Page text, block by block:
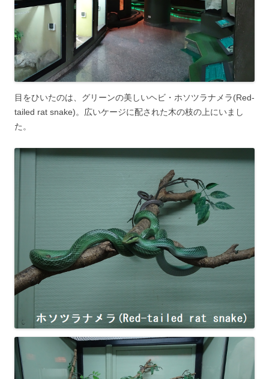
目をひいたのは、グリーンの美しいヘビ・ホソツラナメラ(Red-
tailed rat snake)。広いケージに配された木の枝の上にいまし
た。